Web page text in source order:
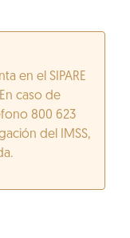
en el SIPARE
caso de
800 623
del IMSS,